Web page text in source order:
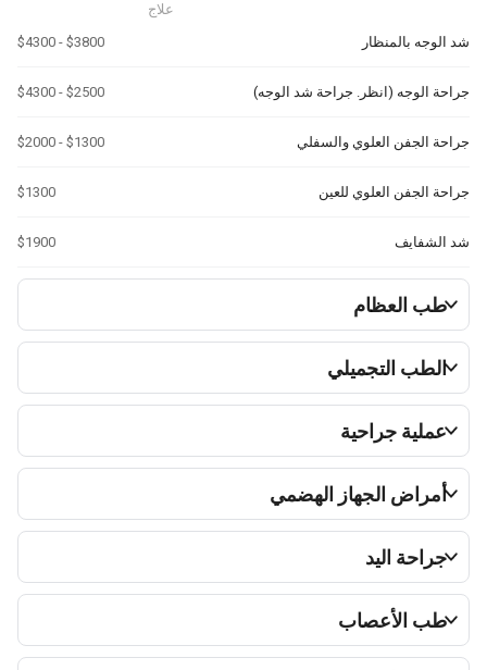
علاج
شد الوجه بالمنظار
$3800 - $4300
جراحة الوجه (انظر. جراحة شد الوجه) $2500 - $4300
جراحة الجفن العلوي والسفلي $1300 - $2000
جراحة الجفن العلوي للعين $1300
شد الشفايف $1900
طب العظام
الطب التجميلي
عملية جراحية
أمراض الجهاز الهضمي
جراحة اليد
طب الأعصاب